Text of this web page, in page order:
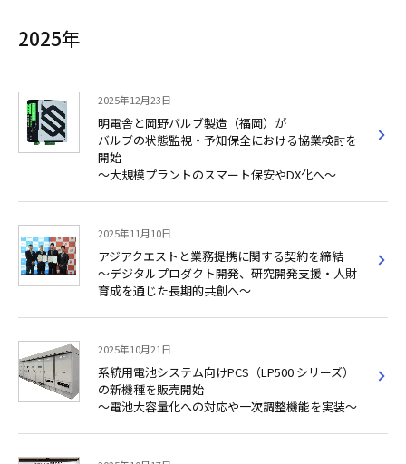
2025年
2025年12月23日
明電舎と岡野バルブ製造（福岡）が
バルブの状態監視・予知保全における協業検討を
開始
～大規模プラントのスマート保安やDX化へ～
2025年11月10日
アジアクエストと業務提携に関する契約を締結
～デジタルプロダクト開発、研究開発支援・人財
育成を通じた長期的共創へ～
2025年10月21日
系統用電池システム向けPCS（LP500 シリーズ）
の新機種を販売開始
～電池大容量化への対応や一次調整機能を実装～